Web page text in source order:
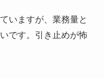
いますが、業務量と
です。引き止めが怖